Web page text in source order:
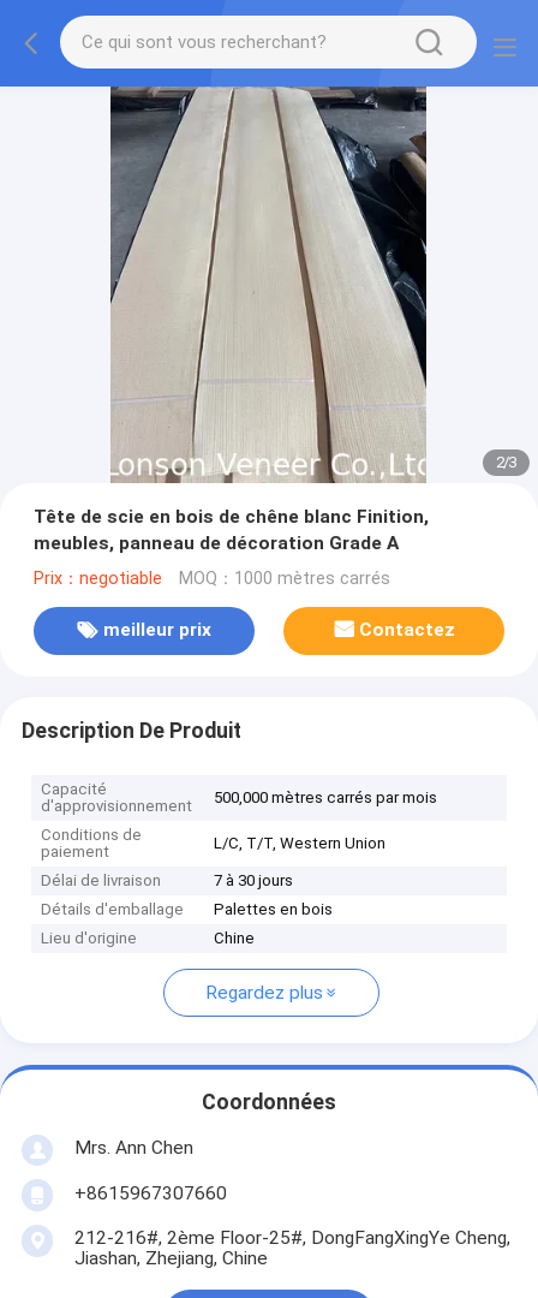
2/3
Tête de scie en bois de chêne blanc Finition,
meubles, panneau de décoration Grade A
Prix：negotiable MOQ：1000 mètres carrés
meilleur prix Contactez
Description De Produit
Capacité
d'approvisionnement
500,000 mètres carrés par mois
Conditions de
paiement
L/C, T/T, Western Union
Délai de livraison
7 à 30 jours
Détails d'emballage
Palettes en bois
Lieu d'origine
Chine
Regardez plus
Coordonnées
Mrs. Ann Chen
+8615967307660
212-216#, 2ème Floor-25#, DongFangXingYe Cheng,
Jiashan, Zhejiang, Chine